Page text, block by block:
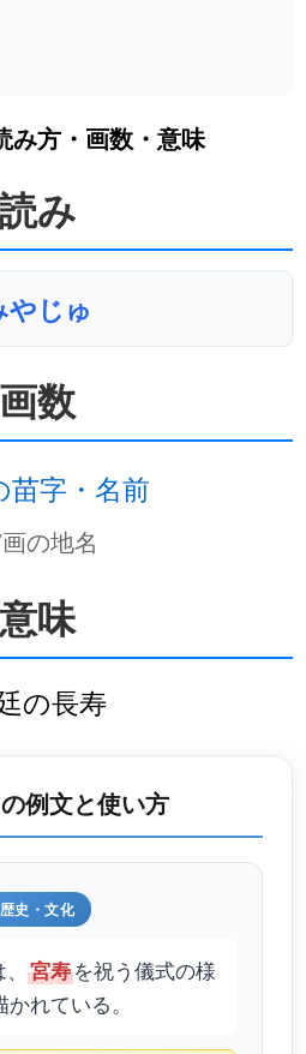
み方・画数・意味
読み
やじゅ
画数
苗字・名前
の地名
意味
の長寿
の例文と使い方
歴史・文化
宮寿を祝う儀式の様
れている。